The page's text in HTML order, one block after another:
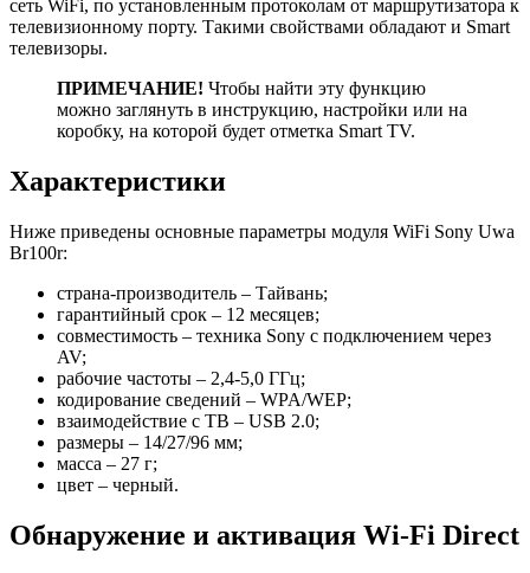
сеть WiFi, по установленным протоколам от маршрутизатора к
телевизионному порту. Такими свойствами обладают и Smart
телевизоры.
ПРИМЕЧАНИЕ! Чтобы найти эту функцию
можно заглянуть в инструкцию, настройки или на
коробку, на которой будет отметка Smart TV.
Характеристики
Ниже приведены основные параметры модуля WiFi Sony Uwa
Br100r:
страна-производитель – Тайвань;
гарантийный срок – 12 месяцев;
совместимость – техника Sony с подключением через
AV;
рабочие частоты – 2,4-5,0 ГГц;
кодирование сведений – WPA/WEP;
взаимодействие с ТВ – USB 2.0;
размеры – 14/27/96 мм;
масса – 27 г;
цвет – черный.
Обнаружение и активация Wi-Fi Direct